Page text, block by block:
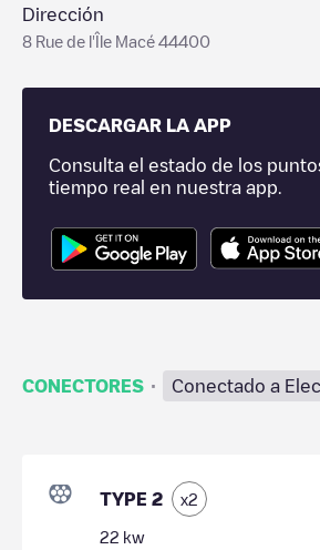
Dirección
8 Rue de l'Île Macé 44400
DESCARGAR LA APP
Consulta el estado de los
tiempo real en nuestra app.
CONECTORES · Conectado a
TYPE 2 x2
22 kw